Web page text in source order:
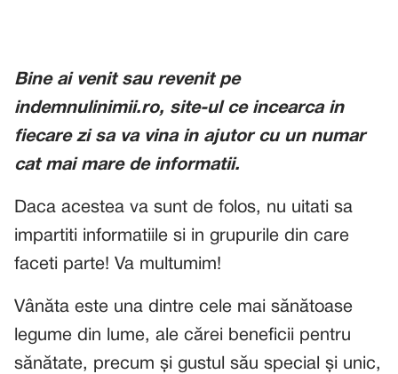
Bine ai venit sau revenit pe
indemnulinimii.ro, site-ul ce incearca in
fiecare zi sa va vina in ajutor cu un numar
cat mai mare de informatii.
Daca acestea va sunt de folos, nu uitati sa
impartiti informatiile si in grupurile din care
faceti parte! Va multumim!
Vânăta este una dintre cele mai sănătoase
legume din lume, ale cărei beneficii pentru
sănătate, precum și gustul său special și unic,